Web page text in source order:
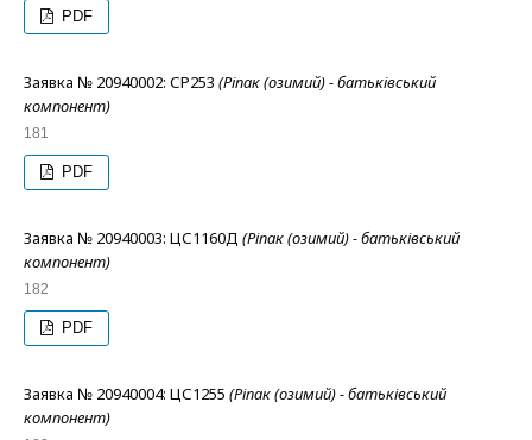
PDF
Заявка № 20940002: СР253 (Ріпак (озимий) - батьківський
компонент)
181
PDF
Заявка № 20940003: ЦС1160Д (Ріпак (озимий) - батьківський
компонент)
182
PDF
Заявка № 20940004: ЦС1255 (Ріпак (озимий) - батьківський
компонент)